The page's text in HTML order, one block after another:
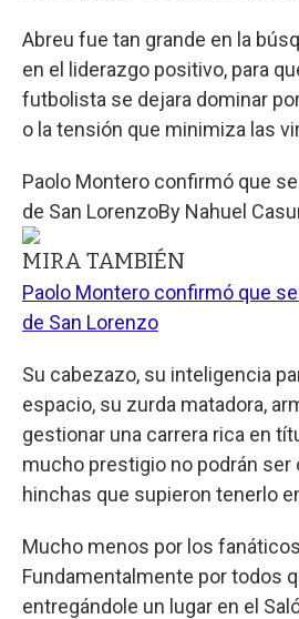
Abreu fue tan grande en la
en el liderazgo positivo, para
futbolista se dejara dominar
o la tensión que minimiza las
Paolo Montero confirmó que
de San LorenzoBy Nahuel
MIRA TAMBIÉN
Paolo Montero confirmó que
de San Lorenzo
Su cabezazo, su inteligencia
espacio, su zurda matadora,
gestionar una carrera rica en
mucho prestigio no podrán ser
hinchas que supieron tenerlo
Mucho menos por los
Fundamentalmente por todos
entregándole un lugar en el